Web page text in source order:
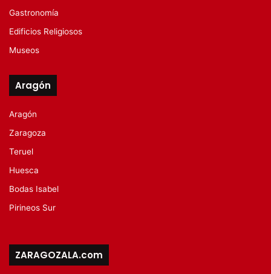
Gastronomía
Edificios Religiosos
Museos
Aragón
Aragón
Zaragoza
Teruel
Huesca
Bodas Isabel
Pirineos Sur
ZARAGOZALA.com